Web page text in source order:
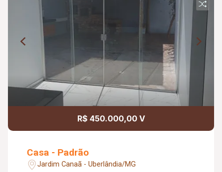
R$ 450.000,00 V
Casa - Padrão
Jardim Canaã - Uberlândia/MG